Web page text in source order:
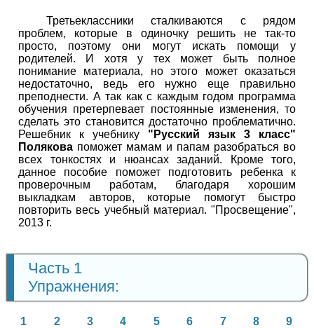
Третьеклассники сталкиваются с рядом
проблем, которые в одиночку решить не так-то
просто, поэтому они могут искать помощи у
родителей. И хотя у тех может быть полное
понимание материала, но этого может оказаться
недостаточно, ведь его нужно еще правильно
преподнести. А так как с каждым годом программа
обучения претерпевает постоянные изменения, то
сделать это становится достаточно проблематично.
Решебник к учебнику "Русский язык 3 класс"
Полякова поможет мамам и папам разобраться во
всех тонкостях и нюансах заданий. Кроме того,
данное пособие поможет подготовить ребенка к
проверочным работам, благодаря хорошим
выкладкам авторов, которые помогут быстро
повторить весь учебный материал. "Просвещение",
2013 г.
Часть 1
Упражнения:
1 2 3 4 5 6 7 8 9